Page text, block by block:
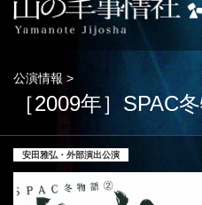
公演情報 >
［2009年］SPAC
安田雅弘・外部演出公演